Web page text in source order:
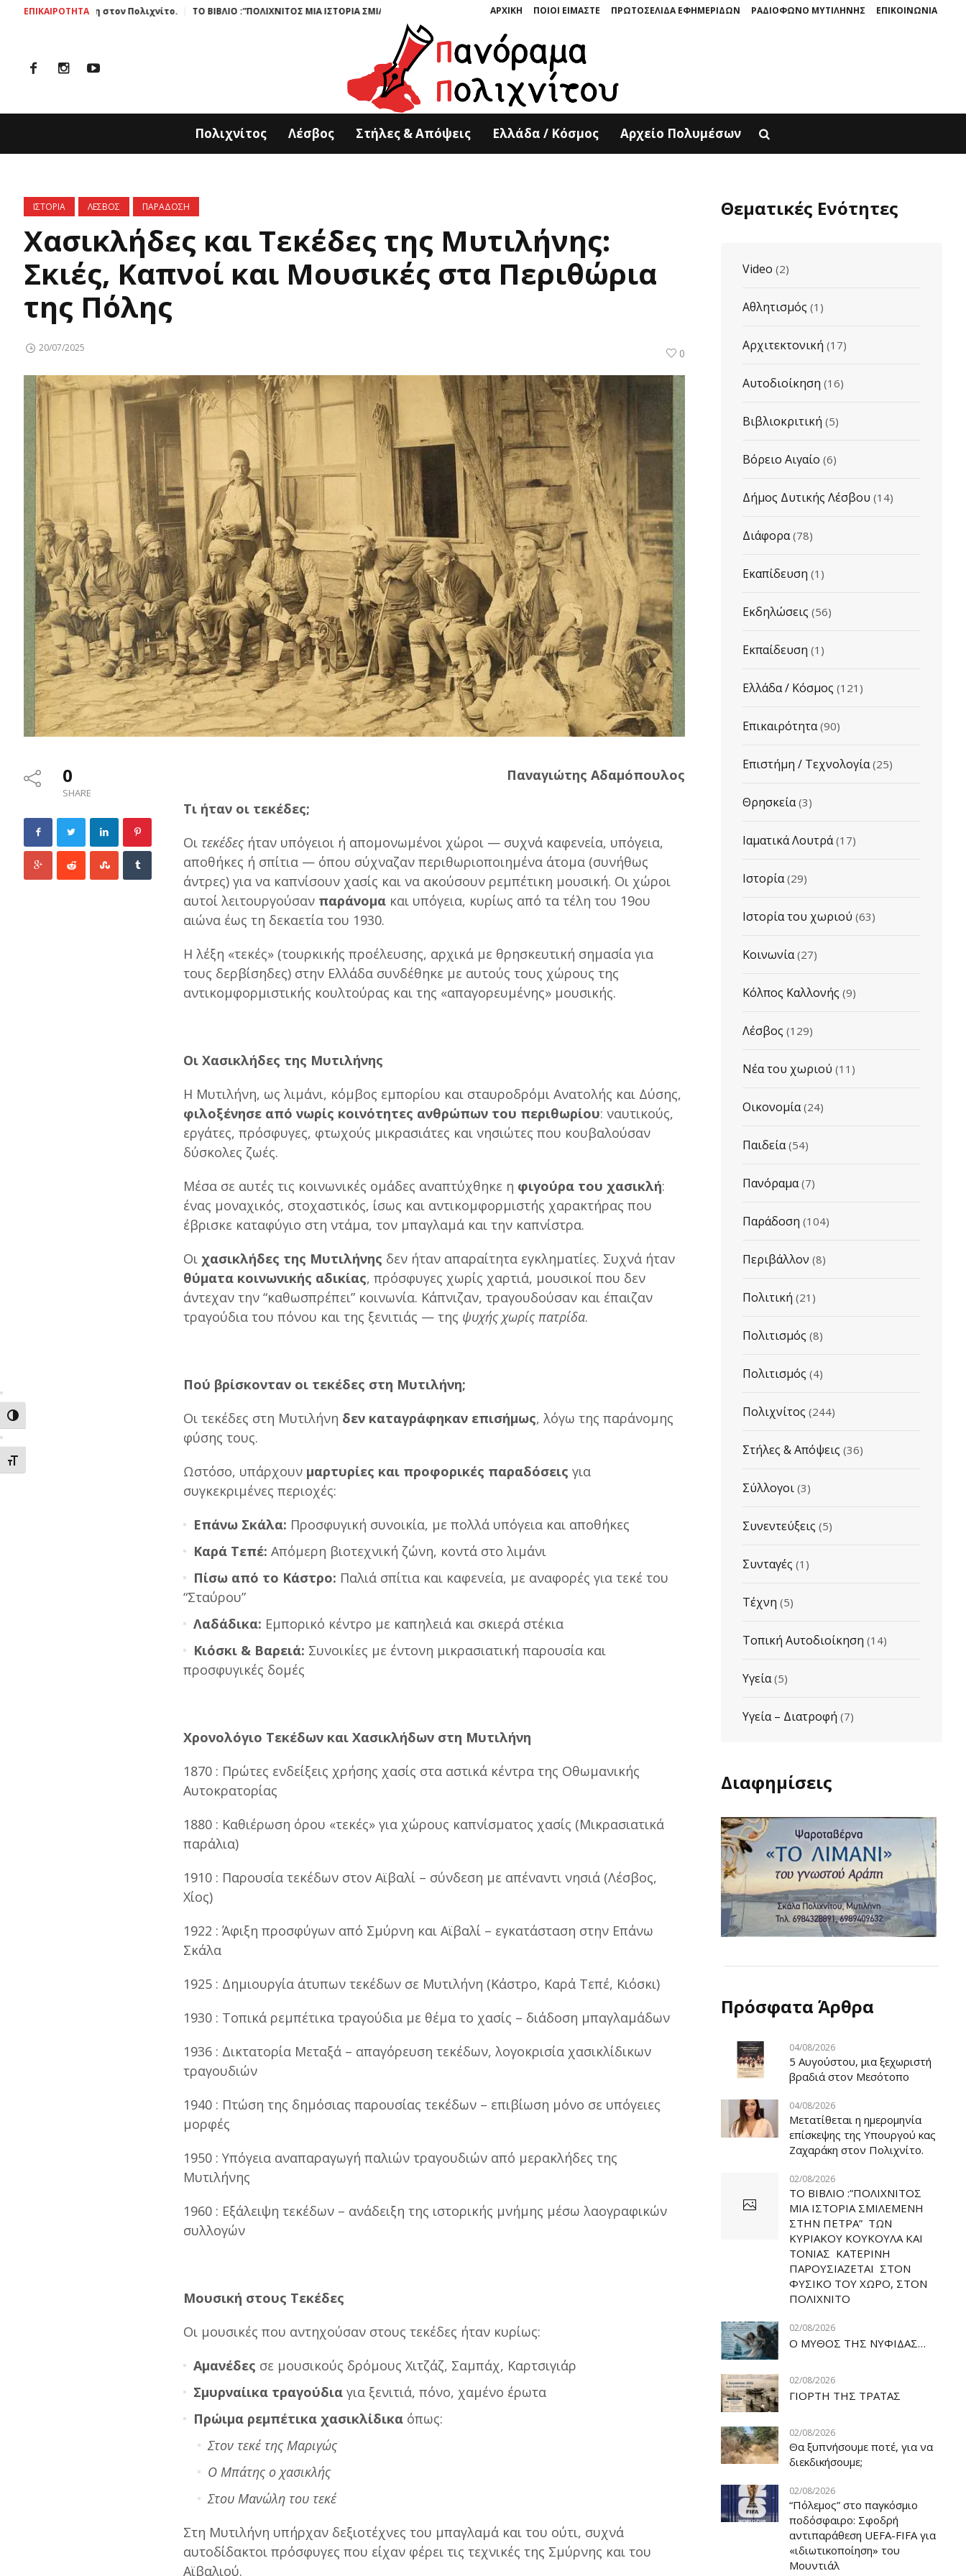
ΕΝΑΛΛΑΓΗ ΥΨΗΛΗΣ ΑΝΤΙΘΕΣΗΣ
ΕΝΑΛΛΑΓΗ ΜΕΓΕΘΟΥΣ ΓΡΑΜΜΑΤΩΝ
ΑΡΧΙΚΗ ΠΟΙΟΙ ΕΙΜΑΣΤΕ ΠΡΩΤΟΣΕΛΙΔΑ ΕΦΗΜΕΡΙΔΩΝ ΡΑΔΙΟΦΩΝΟ ΜΥΤΙΛΗΝΗΣ ΕΠΙΚΟΙΝΩΝΙΑ
ΕΠΙΚΑΙΡΟΤΗΤΑ
στον Πολιχνίτο. ΤΟ ΒΙΒΛΙΟ :”ΠΟΛΙΧΝΙΤΟΣ ΜΙΑ ΙΣΤΟΡΙΑ ΣΜΙΛΕΜΕΝΗ ΣΤΗΝ ΠΕΤΡΑ” ΤΩΝ ΚΥΡΙΑΚΟΥ ΚΟΥΚΟΥΛΑ ΚΑΙ ΤΟΝΙΑΣ ΚΑΤΕΡΙΝΗ ΠΑΡΟΥΣΙΑΖΕΤΑΙ ΣΤΟΝ ΦΥΣΙΚΟ ΤOY ΧΩΡΟ, ΣΤΟΝ ΠΟΛΙΧΝΙΤΟ Ο ΜΥΘΟΣ
Πολιχνίτος Λέσβος Στήλες & Απόψεις Ελλάδα / Κόσμος Αρχείο Πολυμέσων
ΙΣΤΟΡΙΑ ΛΕΣΒΟΣ ΠΑΡΑΔΟΣΗ
Χασικλήδες και Τεκέδες της Μυτιλήνης:
Σκιές, Καπνοί και Μουσικές στα Περιθώρια
της Πόλης
0
20/07/2025
0
SHARE
Παναγιώτης Αδαμόπουλος
Τι ήταν οι τεκέδες;
Οι τεκέδες ήταν υπόγειοι ή απομονωμένοι χώροι — συχνά καφενεία, υπόγεια,
αποθήκες ή σπίτια — όπου σύχναζαν περιθωριοποιημένα άτομα (συνήθως
άντρες) για να καπνίσουν χασίς και να ακούσουν ρεμπέτικη μουσική. Οι χώροι
αυτοί λειτουργούσαν παράνομα και υπόγεια, κυρίως από τα τέλη του 19ου
αιώνα έως τη δεκαετία του 1930.
Η λέξη «τεκές» (τουρκικής προέλευσης, αρχικά με θρησκευτική σημασία για
τους δερβίσηδες) στην Ελλάδα συνδέθηκε με αυτούς τους χώρους της
αντικομφορμιστικής κουλτούρας και της «απαγορευμένης» μουσικής.
Οι Χασικλήδες της Μυτιλήνης
Η Μυτιλήνη, ως λιμάνι, κόμβος εμπορίου και σταυροδρόμι Ανατολής και Δύσης,
φιλοξένησε από νωρίς κοινότητες ανθρώπων του περιθωρίου: ναυτικούς,
εργάτες, πρόσφυγες, φτωχούς μικρασιάτες και νησιώτες που κουβαλούσαν
δύσκολες ζωές.
Μέσα σε αυτές τις κοινωνικές ομάδες αναπτύχθηκε η φιγούρα του χασικλή:
ένας μοναχικός, στοχαστικός, ίσως και αντικομφορμιστής χαρακτήρας που
έβρισκε καταφύγιο στη ντάμα, τον μπαγλαμά και την καπνίστρα.
Οι χασικλήδες της Μυτιλήνης δεν ήταν απαραίτητα εγκληματίες. Συχνά ήταν
θύματα κοινωνικής αδικίας, πρόσφυγες χωρίς χαρτιά, μουσικοί που δεν
άντεχαν την “καθωσπρέπει” κοινωνία. Κάπνιζαν, τραγουδούσαν και έπαιζαν
τραγούδια του πόνου και της ξενιτιάς — της ψυχής χωρίς πατρίδα.
Πού βρίσκονταν οι τεκέδες στη Μυτιλήνη;
Οι τεκέδες στη Μυτιλήνη δεν καταγράφηκαν επισήμως, λόγω της παράνομης
φύσης τους.
Ωστόσο, υπάρχουν μαρτυρίες και προφορικές παραδόσεις για
συγκεκριμένες περιοχές:
Επάνω Σκάλα: Προσφυγική συνοικία, με πολλά υπόγεια και αποθήκες
Καρά Τεπέ:Απόμερη βιοτεχνική ζώνη, κοντά στο λιμάνι
Πίσω από το Κάστρο: Παλιά σπίτια και καφενεία, με αναφορές για τεκέ του
“Σταύρου”
Λαδάδικα: Εμπορικό κέντρο με καπηλειά και σκιερά στέκια
Κιόσκι & Βαρειά: Συνοικίες με έντονη μικρασιατική παρουσία και
προσφυγικές δομές
Χρονολόγιο Τεκέδων και Χασικλήδων στη Μυτιλήνη
1870 : Πρώτες ενδείξεις χρήσης χασίς στα αστικά κέντρα της Οθωμανικής
Αυτοκρατορίας
1880 : Καθιέρωση όρου «τεκές» για χώρους καπνίσματος χασίς (Μικρασιατικά
παράλια)
1910 : Παρουσία τεκέδων στον Αϊβαλί – σύνδεση με απέναντι νησιά (Λέσβος,
Χίος)
1922 : Άφιξη προσφύγων από Σμύρνη και Αϊβαλί – εγκατάσταση στην Επάνω
Σκάλα
1925 : Δημιουργία άτυπων τεκέδων σε Μυτιλήνη (Κάστρο, Καρά Τεπέ, Κιόσκι)
1930 : Τοπικά ρεμπέτικα τραγούδια με θέμα το χασίς – διάδοση μπαγλαμάδων
1936 : Δικτατορία Μεταξά – απαγόρευση τεκέδων, λογοκρισία χασικλίδικων
τραγουδιών
1940 : Πτώση της δημόσιας παρουσίας τεκέδων – επιβίωση μόνο σε υπόγειες
μορφές
1950 : Υπόγεια αναπαραγωγή παλιών τραγουδιών από μερακλήδες της
Μυτιλήνης
1960 : Εξάλειψη τεκέδων – ανάδειξη της ιστορικής μνήμης μέσω λαογραφικών
συλλογών
Μουσική στους Τεκέδες
Οι μουσικές που αντηχούσαν στους τεκέδες ήταν κυρίως:
Αμανέδες σε μουσικούς δρόμους Χιτζάζ, Σαμπάχ, Καρτσιγιάρ
Σμυρναίικα τραγούδια για ξενιτιά, πόνο, χαμένο έρωτα
Πρώιμα ρεμπέτικα χασικλίδικα όπως:
Στον τεκέ της Μαριγώς
Ο Μπάτης ο χασικλής
Στου Μανώλη του τεκέ
Στη Μυτιλήνη υπήρχαν δεξιοτέχνες του μπαγλαμά και του ούτι, συχνά
αυτοδίδακτοι πρόσφυγες που είχαν φέρει τις τεχνικές της Σμύρνης και του
Αϊβαλιού.
Θεματικές Ενότητες
Video (2)
Αθλητισμός (1)
Αρχιτεκτονική (17)
Αυτοδιοίκηση (16)
Βιβλιοκριτική (5)
Βόρειο Αιγαίο (6)
Δήμος Δυτικής Λέσβου (14)
Διάφορα(78)
Εκαπίδευση (1)
Εκδηλώσεις (56)
Εκπαίδευση (1)
Ελλάδα / Κόσμος (121)
Επικαιρότητα(90)
Επιστήμη / Τεχνολογία(25)
Θρησκεία(3)
Ιαματικά Λουτρά(17)
Ιστορία(29)
Ιστορία του χωριού (63)
Κοινωνία(27)
Κόλπος Καλλονής (9)
Λέσβος (129)
Νέα του χωριού (11)
Οικονομία(24)
Παιδεία(54)
Πανόραμα(7)
Παράδοση (104)
Περιβάλλον (8)
Πολιτική (21)
Πολιτισμός (8)
Πολιτισμός (4)
Πολιχνίτος (244)
Στήλες & Απόψεις (36)
Σύλλογοι(3)
Συνεντεύξεις (5)
Συνταγές (1)
Τέχνη (5)
Τοπική Αυτοδιοίκηση (14)
Υγεία(5)
Υγεία – Διατροφή (7)
Διαφημίσεις
Πρόσφατα Άρθρα
04/08/2026
5 Αυγούστου, μια ξεχωριστή
βραδιά στον Μεσότοπο
04/08/2026
Μετατίθεται η ημερομηνία
επίσκεψης της Υπουργού κας
Ζαχαράκη στον Πολιχνίτο.
02/08/2026
ΤΟ ΒΙΒΛΙΟ :”ΠΟΛΙΧΝΙΤΟΣ
ΜΙΑ ΙΣΤΟΡΙΑ ΣΜΙΛΕΜΕΝΗ
ΣΤΗΝ ΠΕΤΡΑ” ΤΩΝ
ΚΥΡΙΑΚΟΥ ΚΟΥΚΟΥΛΑ ΚΑΙ
ΤΟΝΙΑΣ ΚΑΤΕΡΙΝΗ
ΠΑΡΟΥΣΙΑΖΕΤΑΙ ΣΤΟΝ
ΦΥΣΙΚΟ ΤOY ΧΩΡΟ, ΣΤΟΝ
ΠΟΛΙΧΝΙΤΟ
02/08/2026
Ο ΜΥΘΟΣ ΤΗΣ ΝΥΦΙΔΑΣ…
02/08/2026
ΓΙΟΡΤΗ ΤΗΣ ΤΡΑΤΑΣ
02/08/2026
Θα ξυπνήσουμε ποτέ, για να
διεκδικήσουμε;
02/08/2026
“Πόλεμος” στο παγκόσμιο
ποδόσφαιρο: Σφοδρή
αντιπαράθεση UEFA-FIFA για
«ιδιωτικοποίηση» του
Μουντιάλ